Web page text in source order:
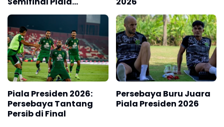
Presiden 2026
Piala Presiden 2026:
Persebaya Tantang
Persib di Final
Persebaya Buru Juara
Piala Presiden 2026